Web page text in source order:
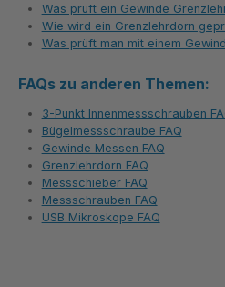
Was prüft ein Gewinde
Wie wird ein Grenzlehrdorn
Was prüft man mit einem
FAQs zu anderen Themen:
3-Punkt Innenmessschrauben
Bügelmessschraube FAQ
Gewinde Messen FAQ
Grenzlehrdorn FAQ
Messschieber FAQ
Messschrauben FAQ
USB Mikroskope FAQ